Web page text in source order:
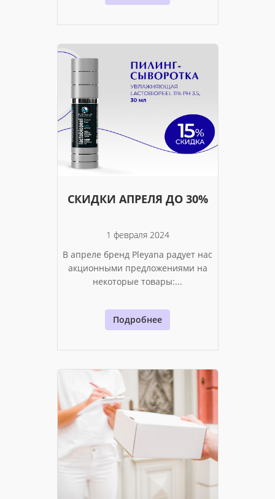
СКИДКИ АПРЕЛЯ ДО 30%
1 февраля 2024
В апреле бренд Pleyana радует нас
акционными предложениями на
некоторые товары:...
Подробнее